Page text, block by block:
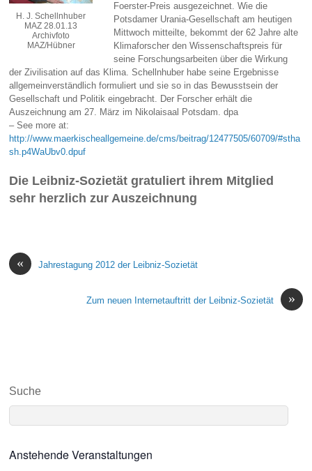
H. J. Schellnhuber
MAZ 28.01.13
Archivfoto
MAZ/Hübner
Foerster-Preis ausgezeichnet. Wie die
Potsdamer Urania-Gesellschaft am heutigen
Mittwoch mitteilte, bekommt der 62 Jahre alte
Klimaforscher den Wissenschaftspreis für
seine Forschungsarbeiten über die Wirkung
der Zivilisation auf das Klima. Schellnhuber habe seine Ergebnisse
allgemeinverständlich formuliert und sie so in das Bewusstsein der
Gesellschaft und Politik eingebracht. Der Forscher erhält die
Auszeichnung am 27. März im Nikolaisaal Potsdam. dpa
– See more at:
http://www.maerkischeallgemeine.de/cms/beitrag/12477505/60709/#stha
sh.p4WaUbv0.dpuf
Die Leibniz-Sozietät gratuliert ihrem Mitglied
sehr herzlich zur Auszeichnung
« Jahrestagung 2012 der Leibniz-Sozietät
»
Zum neuen Internetauftritt der Leibniz-Sozietät
Suche
Anstehende Veranstaltungen